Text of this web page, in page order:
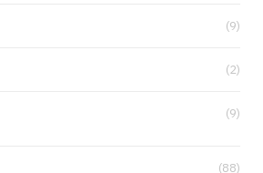
(9)
(2)
(9)
(88)